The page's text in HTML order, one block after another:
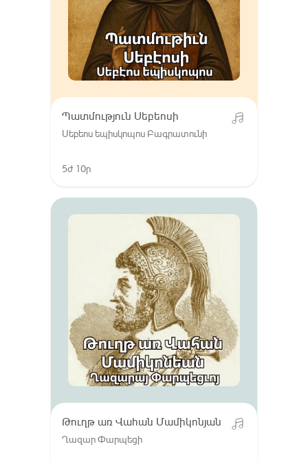
Պատմություն Սեբեոսի
Սեբեոս եպիսկոպոս Բագրատունի
5ժ 10ր
Թուղթ առ Վահան Մամիկոնյան
Ղազար Փարպեցի